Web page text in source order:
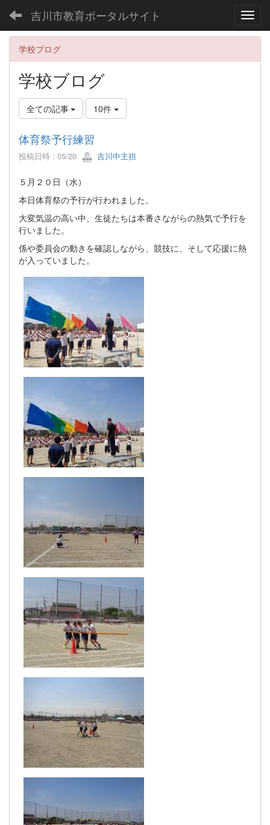
吉川市教育ポータルサイト
学校ブログ
学校ブログ
全ての記事 10件
体育祭予行練習
投稿日時 : 05/20 吉川中主担
５月２０日（水）
本日体育祭の予行が行われました。
大変気温の高い中、生徒たちは本番さながらの熱気で予行を
行いました。
係や委員会の動きを確認しながら、競技に、そして応援に熱
が入っていました。